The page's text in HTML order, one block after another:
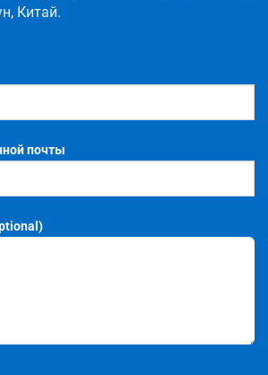
, Китай.
почты